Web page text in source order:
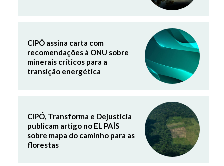
CIPÓ assina carta com
recomendações à ONU sobre
minerais críticos para a
transição energética
CIPÓ, Transforma e Dejusticia
publicam artigo no EL PAÍS
sobre mapa do caminho para as
florestas